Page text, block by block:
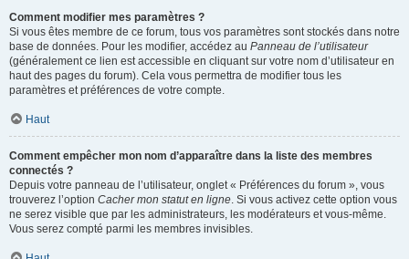
Comment modifier mes paramètres ?
Si vous êtes membre de ce forum, tous vos paramètres sont stockés dans notre
base de données. Pour les modifier, accédez au Panneau de l’utilisateur
(généralement ce lien est accessible en cliquant sur votre nom d’utilisateur en
haut des pages du forum). Cela vous permettra de modifier tous les
paramètres et préférences de votre compte.
Haut
Comment empêcher mon nom d’apparaître dans la liste des membres
connectés ?
Depuis votre panneau de l’utilisateur, onglet « Préférences du forum », vous
trouverez l’option Cacher mon statut en ligne. Si vous activez cette option vous
ne serez visible que par les administrateurs, les modérateurs et vous-même.
Vous serez compté parmi les membres invisibles.